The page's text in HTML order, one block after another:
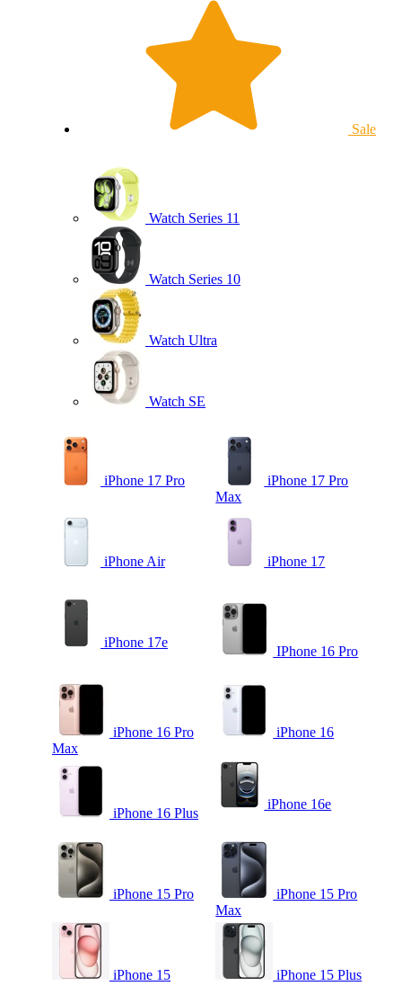
Sale
Watch Series 11
Watch Series 10
Watch Ultra
Watch SE
iPhone 17 Pro
iPhone 17 Pro
Max
iPhone Air iPhone 17
iPhone 17e
IPhone 16 Pro
iPhone 16 Pro
Max
iPhone 16
iPhone 16 Plus
iPhone 16e
iPhone 15 Pro
iPhone 15 Pro
Max
iPhone 15 iPhone 15 Plus